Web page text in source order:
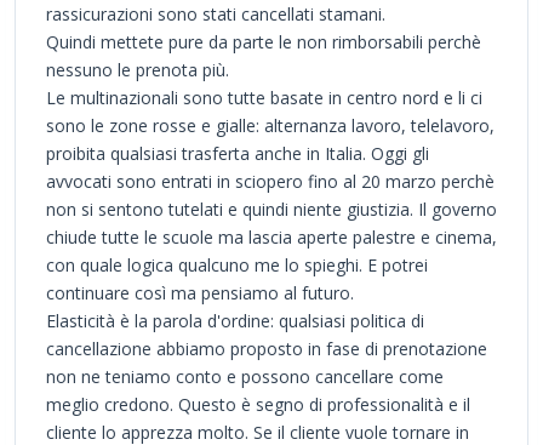
rassicurazioni sono stati cancellati stamani.
Quindi mettete pure da parte le non rimborsabili perchè
nessuno le prenota più.
Le multinazionali sono tutte basate in centro nord e li ci
sono le zone rosse e gialle: alternanza lavoro, telelavoro,
proibita qualsiasi trasferta anche in Italia. Oggi gli
avvocati sono entrati in sciopero fino al 20 marzo perchè
non si sentono tutelati e quindi niente giustizia. Il governo
chiude tutte le scuole ma lascia aperte palestre e cinema,
con quale logica qualcuno me lo spieghi. E potrei
continuare così ma pensiamo al futuro.
Elasticità è la parola d'ordine: qualsiasi politica di
cancellazione abbiamo proposto in fase di prenotazione
non ne teniamo conto e possono cancellare come
meglio credono. Questo è segno di professionalità e il
cliente lo apprezza molto. Se il cliente vuole tornare in